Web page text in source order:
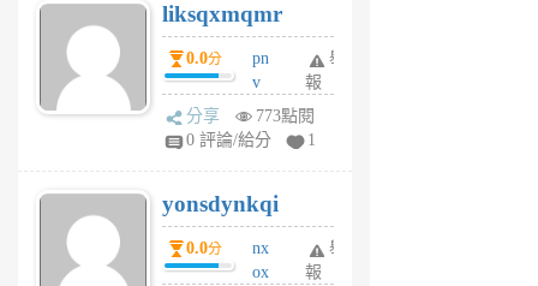
6
個
月
前
liksqxmqmr
0.0分
pn
v
wt
sv
6
個
月
前
舉
報
分享
773點閱
0 評論/給分
1
yonsdynkqi
0.0分
nx
ox
舉
報